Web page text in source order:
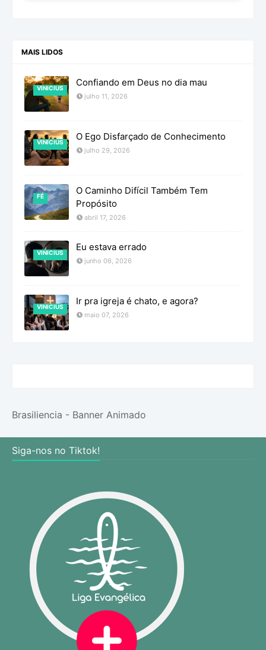
MAIS LIDOS
VINICIUS Confiando em Deus no dia mau
julho 11, 2026
VINICIUS O Ego Disfarçado de Conhecimento
julho 29, 2026
FÉ
O Caminho Difícil Também Tem
Propósito
abril 17, 2026
VINICIUS Eu estava errado
junho 06, 2026
VINICIUS Ir pra igreja é chato, e agora?
maio 07, 2026
Brasiliencia - Banner Animado
Siga-nos no Tiktok!